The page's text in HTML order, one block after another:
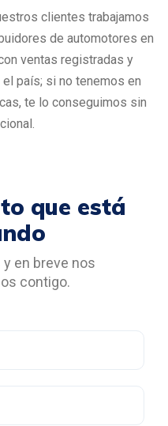
clientes trabajamos
de automotores en
ventas registradas y
país; si no tenemos en
te lo conseguimos sin
que está
en breve nos
contigo.